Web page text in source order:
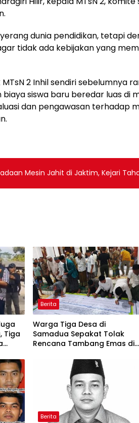
dunia pendidikan, tetapi
tidak ada kebijakan yang
2 Inhil sendiri sebelumnya
siswa baru beredar luas di
dan pengawasan terhadap
Mesin Jahit di Jaktim, Kejari
Tiga
Berita
Warga Tiga Desa di
Samadua Sepakat Tolak
Rencana Tambang Emas di
Berita